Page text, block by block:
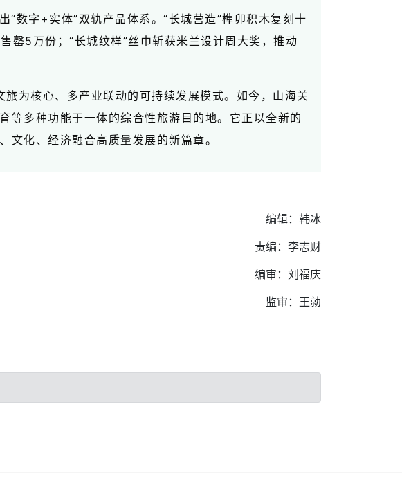
数字+实体”双轨产品体系。“长城营造”榫卯积木复刻十
罄5万份；“长城纹样”丝巾斩获米兰设计周大奖，推动
为核心、多产业联动的可持续发展模式。如今，山海关
等多种功能于一体的综合性旅游目的地。它正以全新的
化、经济融合高质量发展的新篇章。
编辑：韩冰
责编：李志财
编审：刘福庆
监审：王勍